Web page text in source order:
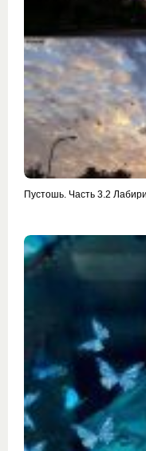
Пустошь. Часть 3.2